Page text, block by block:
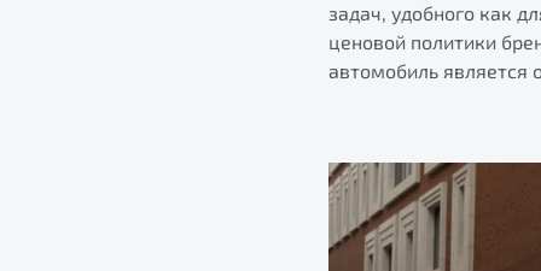
задач, удобного как
ценовой политики
автомобиль является